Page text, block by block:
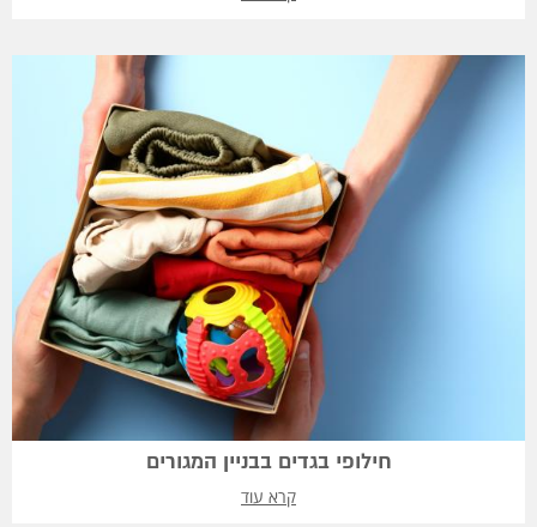
חילופי בגדים בבניין המגורים
קרא עוד